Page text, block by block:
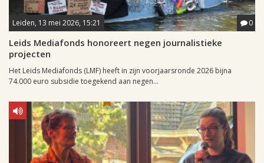
Leiden, 13 mei 2026, 15:21 0
Leids Mediafonds honoreert negen journalistieke
projecten
Het Leids Mediafonds (LMF) heeft in zijn voorjaarsronde 2026 bijna
74.000 euro subsidie toegekend aan negen...